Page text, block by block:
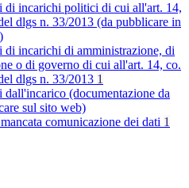
di incarichi politici di cui all'art. 14,
dlgs n. 33/2013 (da pubblicare in
di incarichi di amministrazione, di
o di governo di cui all'art. 14, co.
dlgs n. 33/2013 1
dall'incarico (documentazione da
sul sito web)
comunicazione dei dati 1